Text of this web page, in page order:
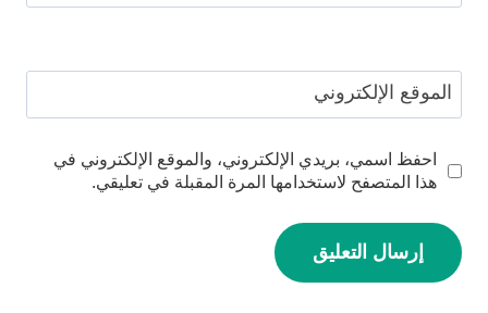
الموقع الإلكتروني
احفظ اسمي، بريدي الإلكتروني، والموقع الإلكتروني في
هذا المتصفح لاستخدامها المرة المقبلة في تعليقي.